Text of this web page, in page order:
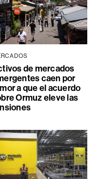
de mercados
caen por
a que el acuerdo
Ormuz eleve las